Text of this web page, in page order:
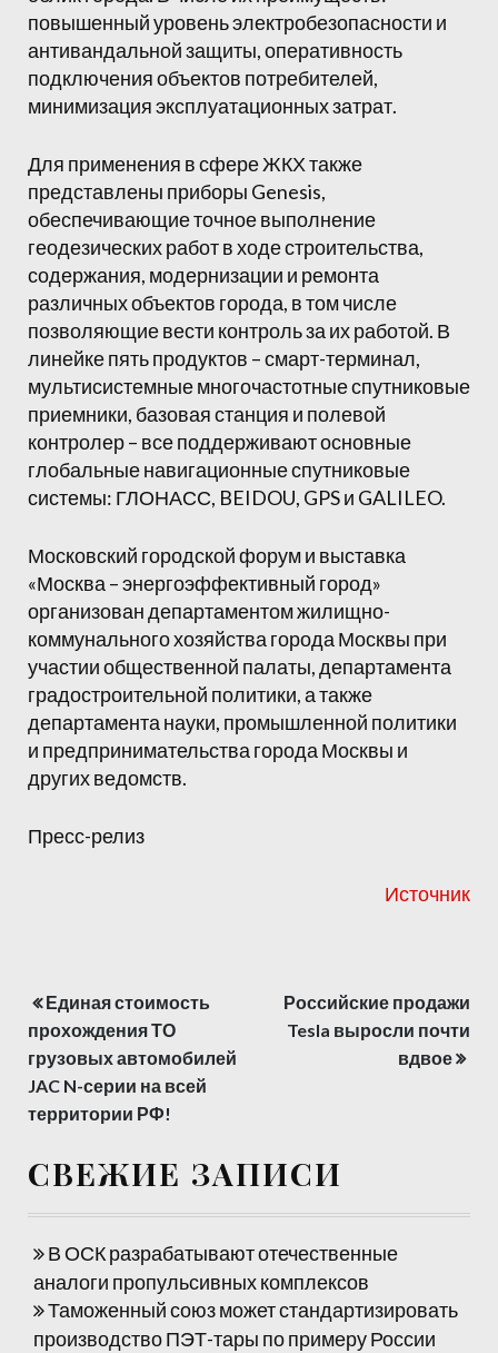
повышенный уровень электробезопасности и
антивандальной защиты, оперативность
подключения объектов потребителей,
минимизация эксплуатационных затрат.
Для применения в сфере ЖКХ также
представлены приборы Genesis,
обеспечивающие точное выполнение
геодезических работ в ходе строительства,
содержания, модернизации и ремонта
различных объектов города, в том числе
позволяющие вести контроль за их работой. В
линейке пять продуктов – смарт-терминал,
мультисистемные многочастотные спутниковые
приемники, базовая станция и полевой
контролер – все поддерживают основные
глобальные навигационные спутниковые
системы: ГЛОНАСС, BEIDOU, GPS и GALILEO.
Московский городской форум и выставка
«Москва – энергоэффективный город»
организован департаментом жилищно-
коммунального хозяйства города Москвы при
участии общественной палаты, департамента
градостроительной политики, а также
департамента науки, промышленной политики
и предпринимательства города Москвы и
других ведомств.
Пресс-релиз
Источник
Навигация
по
записям
Единая стоимость
прохождения ТО
грузовых автомобилей
JAC N-серии на всей
территории РФ!
Российские продажи
Tesla выросли почти
вдвое
СВЕЖИЕ ЗАПИСИ
В ОСК разрабатывают отечественные
аналоги пропульсивных комплексов
Таможенный союз может стандартизировать
производство ПЭТ-тары по примеру России